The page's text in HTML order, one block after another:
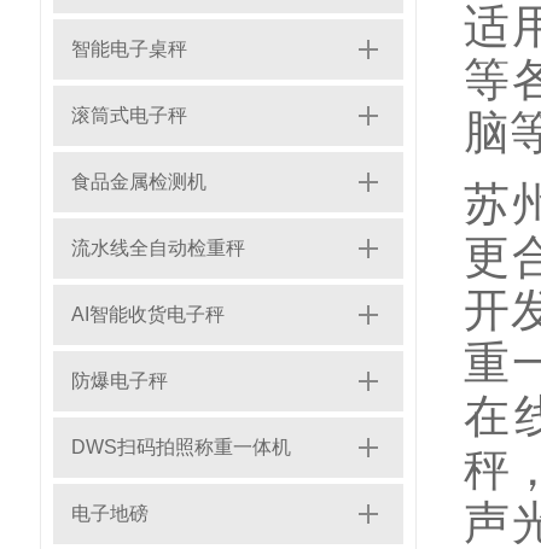
智能电子桌秤
滚筒式电子秤
食品金属检测机
流水线全自动检重秤
AI智能收货电子秤
防爆电子秤
DWS扫码拍照称重一体机
电子地磅
适
等
脑
苏
更
开
重
在
秤
声